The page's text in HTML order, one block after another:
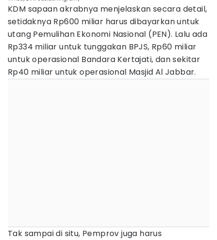
KDM sapaan akrabnya menjelaskan secara detail,
setidaknya Rp600 miliar harus dibayarkan untuk
utang Pemulihan Ekonomi Nasional (PEN). Lalu ada
Rp334 miliar untuk tunggakan BPJS, Rp60 miliar
untuk operasional Bandara Kertajati, dan sekitar
Rp40 miliar untuk operasional Masjid Al Jabbar.
Tak sampai di situ, Pemprov juga harus